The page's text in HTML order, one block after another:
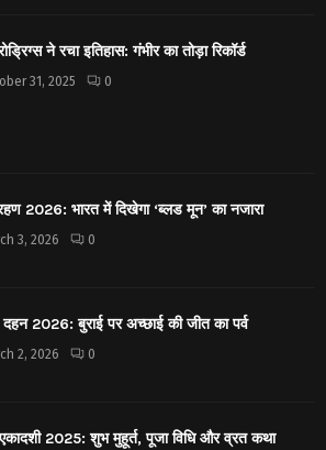
ने रचा इतिहास: गंभीर का तोड़ा रिकॉर्ड
31, 2025 0
2026: भारत में दिखेगा ‘ब्लड मून’ का नजारा
3, 2026 0
दहन 2026: बुराई पर अच्छाई की जीत का पर्व
2, 2026 0
2025: शुभ मुहूर्त, पूजा विधि और व्रत कथा